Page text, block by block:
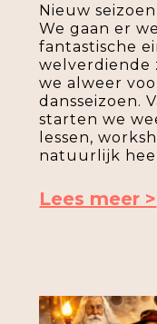
Nieuw
We gaan er
fantastische
welverdiende
we alweer
dansseizoen.
starten we
lessen,
natuurlijk
Lees meer >